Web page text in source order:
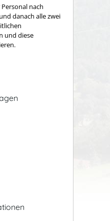
nach
danach alle zwei
und diese